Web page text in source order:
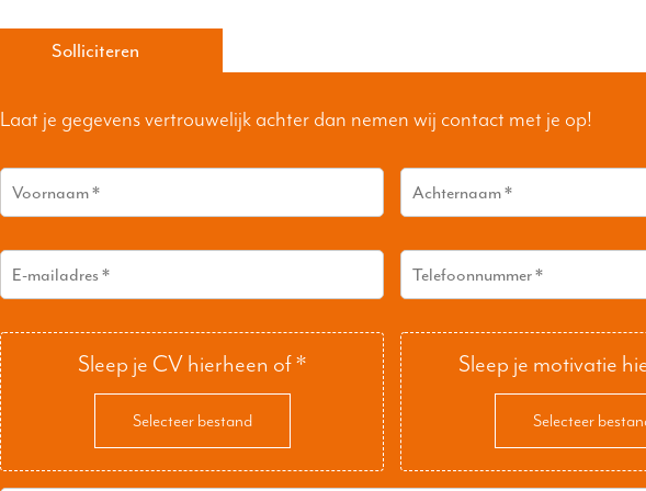
Solliciteren
Laat je gegevens vertrouwelijk achter dan nemen wij contact met je op!
Sleep je CV hierheen of*
Selecteer bestand
Sleep je motivatie
Selecteer